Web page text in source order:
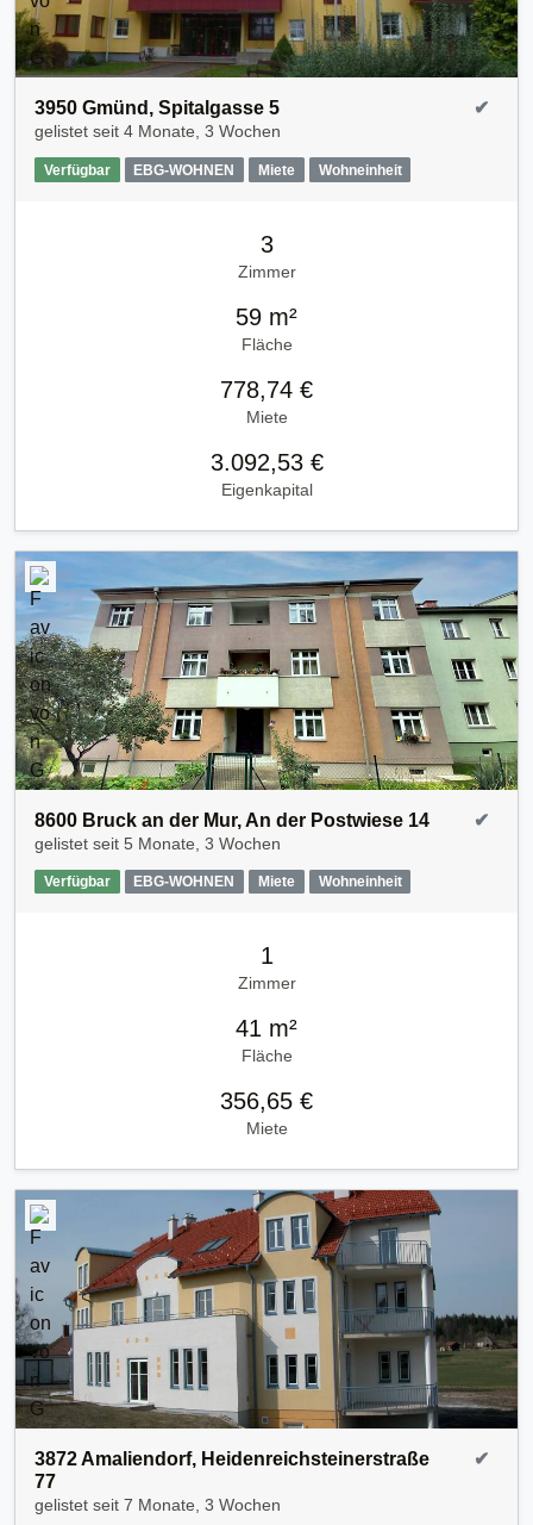
3950 Gmünd, Spitalgasse 5
gelistet seit 4 Monate, 3 Wochen
Verfügbar EBG-WOHNEN Miete Wohneinheit
✔
3
Zimmer
59 m²
Fläche
778,74 €
Miete
3.092,53 €
Eigenkapital
8600 Bruck an der Mur, An der Postwiese 14
gelistet seit 5 Monate, 3 Wochen
Verfügbar EBG-WOHNEN Miete Wohneinheit
✔
1
Zimmer
41 m²
Fläche
356,65 €
Miete
3872 Amaliendorf, Heidenreichsteinerstraße
77
gelistet seit 7 Monate, 3 Wochen
✔